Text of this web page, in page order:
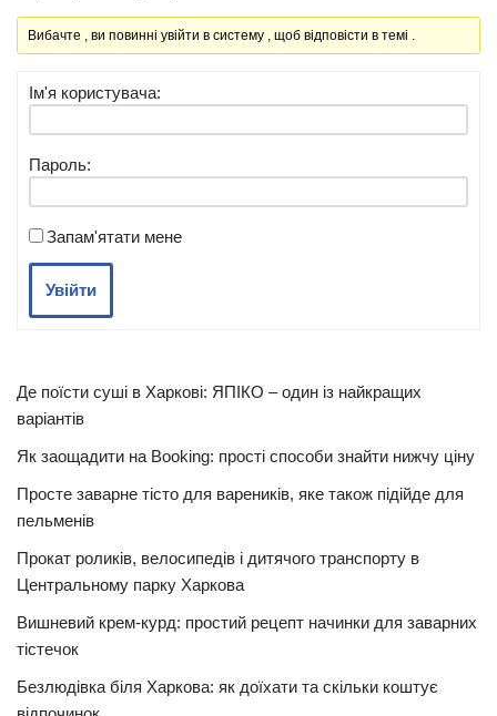
Вибачте , ви повинні увійти в систему , щоб відповісти в темі .
Ім'я користувача:
Пароль:
Запам'ятати мене
Увійти
Де поїсти суші в Харкові: ЯПІКО – один із найкращих
варіантів
Як заощадити на Booking: прості способи знайти нижчу ціну
Просте заварне тісто для вареників, яке також підійде для
пельменів
Прокат роликів, велосипедів і дитячого транспорту в
Центральному парку Харкова
Вишневий крем-курд: простий рецепт начинки для заварних
тістечок
Безлюдівка біля Харкова: як доїхати та скільки коштує